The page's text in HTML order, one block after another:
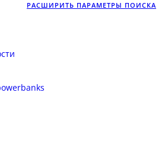
РАСШИРИТЬ ПАРАМЕТРЫ ПОИСКА